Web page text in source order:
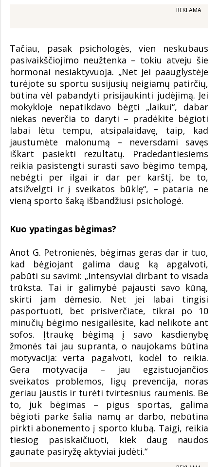
REKLAMA
Tačiau, pasak psichologės, vien neskubaus
pasivaikščiojimo neužtenka – tokiu atveju šie
hormonai nesiaktyvuoja. „Net jei paauglystėje
turėjote su sportu susijusių neigiamų patirčių,
būtina vėl pabandyti prisijaukinti judėjimą. Jei
mokykloje nepatikdavo bėgti „laikui“, dabar
niekas neverčia to daryti – pradėkite bėgioti
labai lėtu tempu, atsipalaidavę, taip, kad
jaustumėte malonumą – neversdami savęs
iškart pasiekti rezultatų. Pradedantiesiems
reikia pasistengti surasti savo bėgimo tempą,
nebėgti per ilgai ir dar per karštį, be to,
atsižvelgti ir į sveikatos būklę“, – pataria ne
vieną sporto šaką išbandžiusi psichologė.
Kuo ypatingas bėgimas?
Anot G. Petronienės, bėgimas geras dar ir tuo,
kad bėgiojant galima daug ką apgalvoti,
pabūti su savimi: „Intensyviai dirbant to visada
trūksta. Tai ir galimybė pajausti savo kūną,
skirti jam dėmesio. Net jei labai tingisi
pasportuoti, bet prisiverčiate, tikrai po 10
minučių bėgimo nesigailėsite, kad nelikote ant
sofos. Įtraukę bėgimą į savo kasdienybę
žmonės tai jau supranta, o naujokams būtina
motyvacija: verta pagalvoti, kodėl to reikia.
Gera motyvacija – jau egzistuojančios
sveikatos problemos, ligų prevencija, noras
geriau jaustis ir turėti tvirtesnius raumenis. Be
to, juk bėgimas – pigus sportas, galima
bėgioti parke šalia namų ar darbo, nebūtina
pirkti abonemento į sporto klubą. Taigi, reikia
tiesiog pasiskaičiuoti, kiek daug naudos
gaunate pasiryžę aktyviai judėti.“